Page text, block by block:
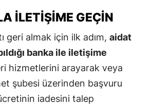
İLETIŞIME GEÇIN
geri almak için ilk adım, aidat
banka ile iletişime
hizmetlerini arayarak veya
şubesi üzerinden başvuru
iadesini talep